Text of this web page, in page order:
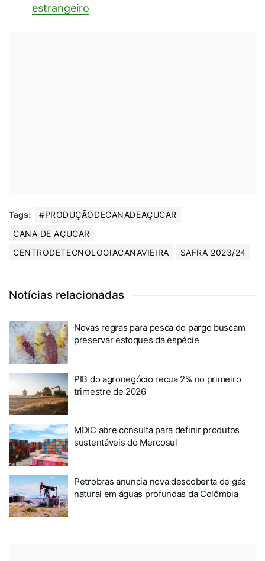
estrangeiro
Tags:
#PRODUÇÃODECANADEAÇUCAR
CANA DE AÇUCAR
CENTRODETECNOLOGIACANAVIEIRA
SAFRA 2023/24
Notícias relacionadas
Novas regras para pesca do pargo buscam
preservar estoques da espécie
PIB do agronegócio recua 2% no primeiro
trimestre de 2026
MDIC abre consulta para definir produtos
sustentáveis do Mercosul
Petrobras anuncia nova descoberta de gás
natural em águas profundas da Colômbia